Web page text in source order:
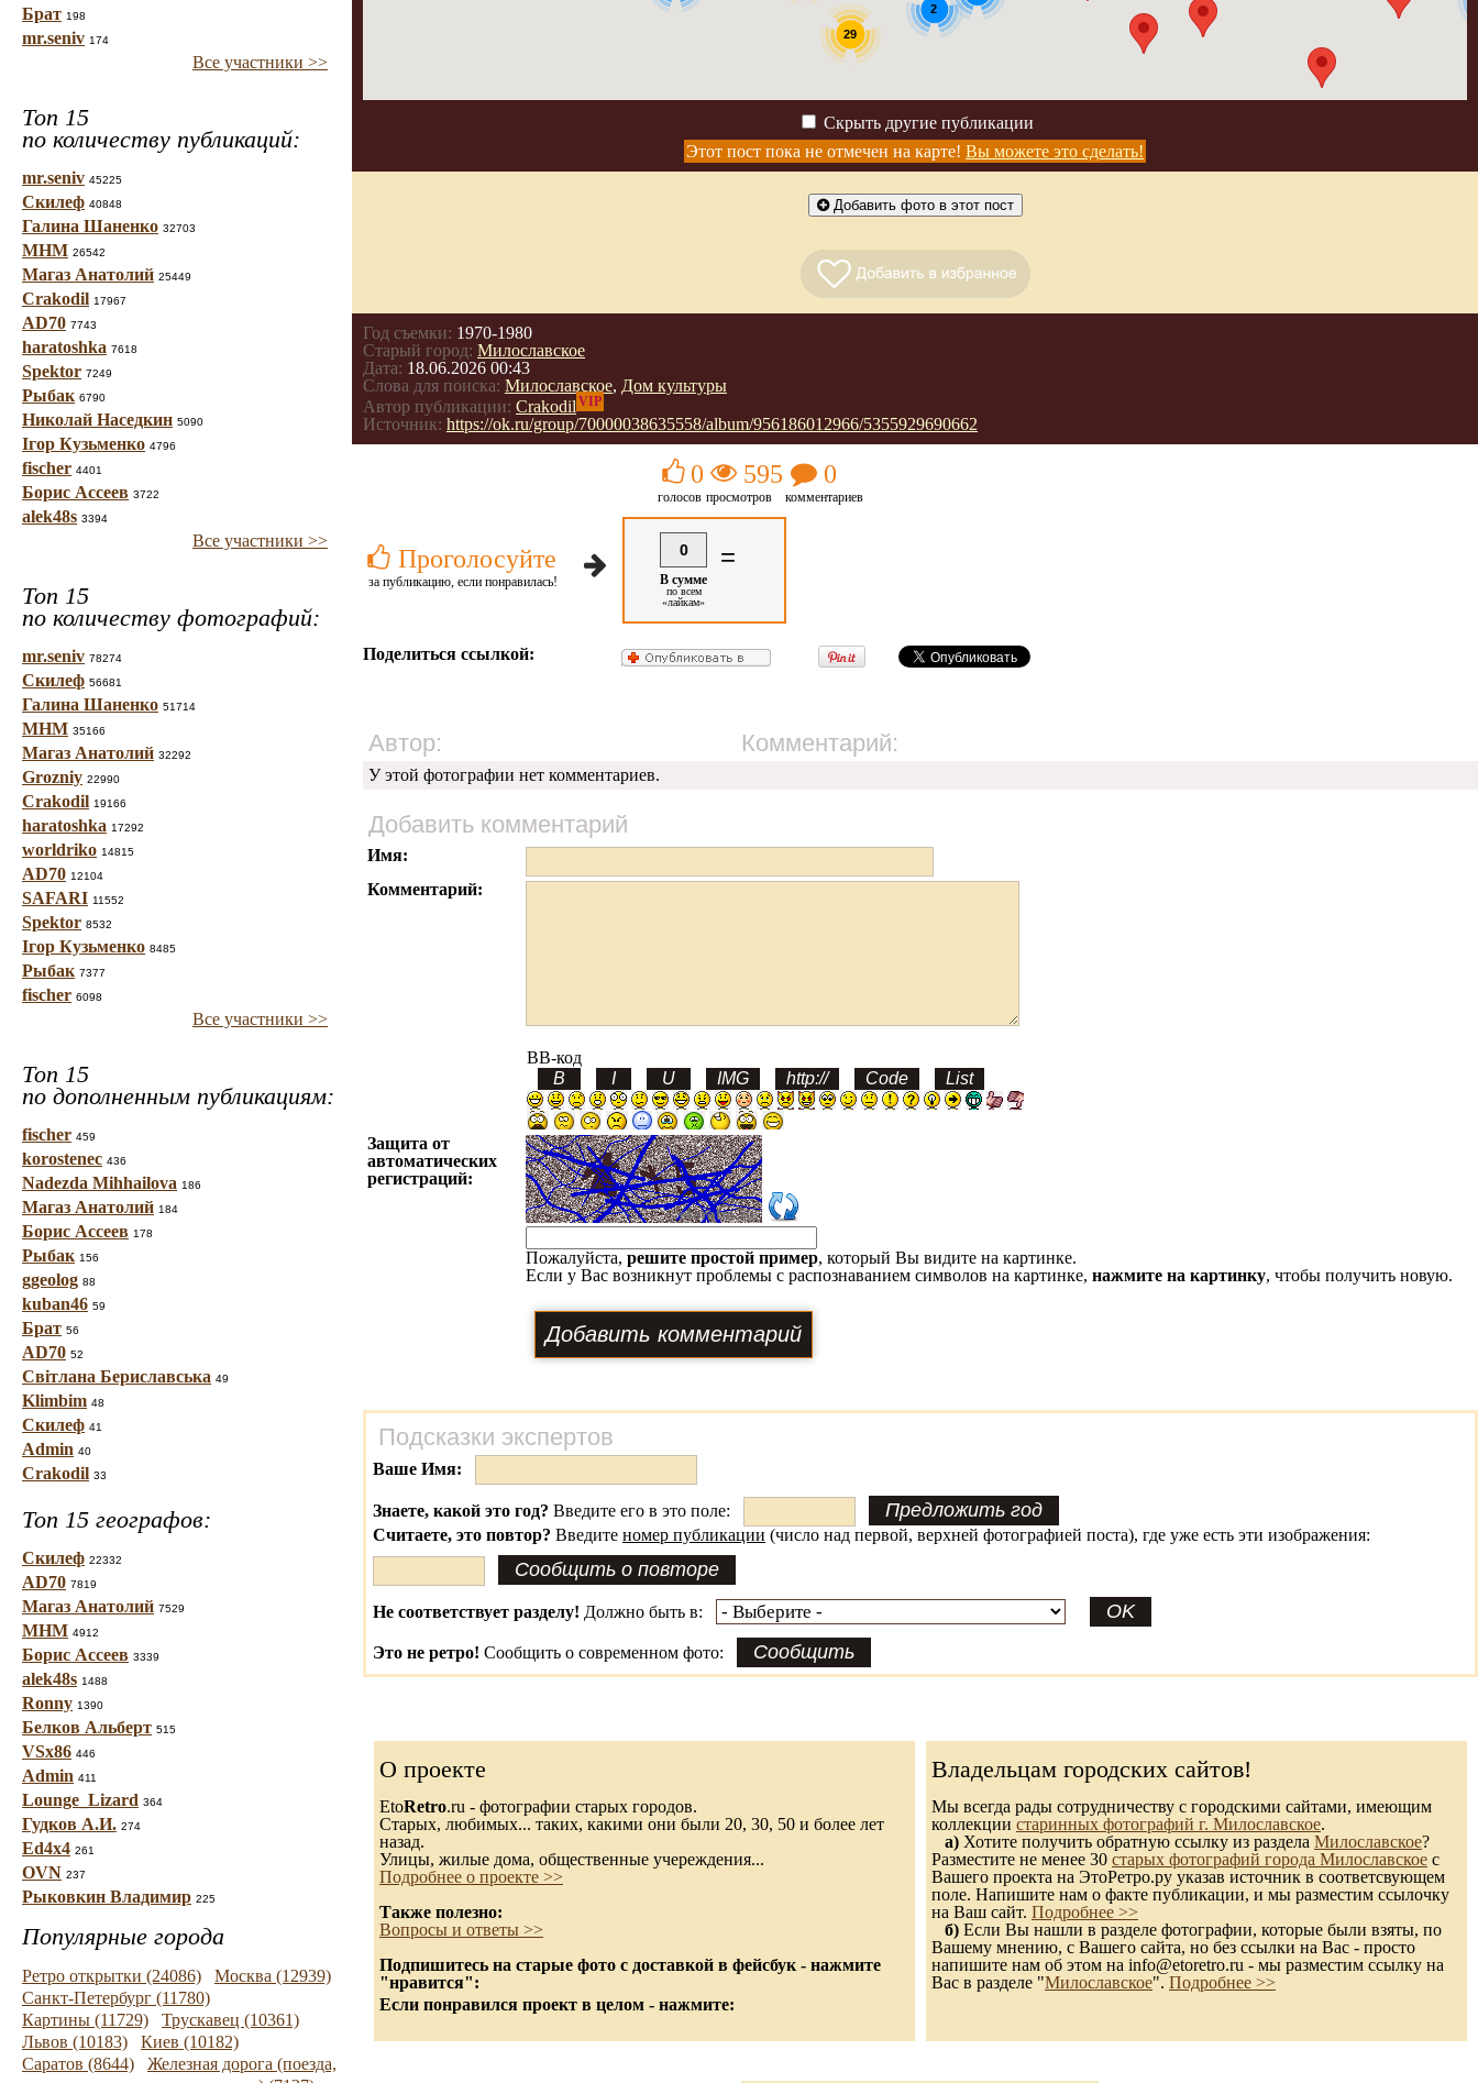
Брат 198
mr.seniv 174
Все участники >>
Топ 15
по количеству публикаций:
mr.seniv 45225
Скилеф 40848
Галина Шаненко 32703
МНМ 26542
Магаз Анатолий 25449
Crakodil 17967
AD70 7743
haratoshka 7618
Spektor 7249
Рыбак 6790
Николай Наседкин 5090
Ігор Кузьменко 4796
fischer 4401
Борис Ассеев 3722
alek48s 3394
Все участники >>
Топ 15
по количеству фотографий:
mr.seniv 78274
Скилеф 56681
Галина Шаненко 51714
МНМ 35166
Магаз Анатолий 32292
Grozniy 22990
Crakodil 19166
haratoshka 17292
worldriko 14815
AD70 12104
SAFARI 11552
Spektor 8532
Ігор Кузьменко 8485
Рыбак 7377
fischer 6098
Все участники >>
Топ 15
по дополненным публикациям:
fischer 459
korostenec 436
Nadezda Mihhailova 186
Магаз Анатолий 184
Борис Ассеев 178
Рыбак 156
ggeolog 88
kuban46 59
Брат 56
AD70 52
Світлана Бериславська 49
Klimbim 48
Скилеф 41
Admin 40
Crakodil 33
Топ 15 географов:
Скилеф 22332
AD70 7819
Магаз Анатолий 7529
МНМ 4912
Борис Ассеев 3339
alek48s 1488
Ronny 1390
Белков Альберт 515
VSx86 446
Admin 411
Lounge_Lizard 364
Гудков А.И. 274
Ed4x4 261
OVN 237
Рыковкин Владимир 225
Популярные города
Ретро открытки (24086)
Москва (12939)
Санкт-Петербург (11780)
Картины (11729)
Трускавец (10361)
Львов (10183)
Киев (10182)
Саратов (8644)
Железная дорога (поезда,
29
2
Скрыть другие публикации
Этот пост пока не отмечен на карте! Вы можете это сделать!
Добавить фото в этот пост
Год съемки: 1970-1980
Старый город: Милославское
Дата: 18.06.2026 00:43
Слова для поиска: Милославское, Дом культуры
Автор публикации: Crakodil VIP
Источник: https://ok.ru/group/70000038635558/album/956186012966/5355929690662
Проголосуйте
за публикацию, если понравилась!
0
голосов
595
просмотров
0
комментариев
0
В сумме
по всем
«лайкам»
=
Поделиться ссылкой:
Автор: Комментарий:
У этой фотографии нет комментариев.
Добавить комментарий
Имя:
Комментарий:
BB-код
Защита от
автоматических
регистраций:
Пожалуйста, решите простой пример, который Вы видите на картинке.
Если у Вас возникнут проблемы с распознаванием символов на картинке, нажмите на картинку, чтобы получить новую.
Подсказки экспертов
Ваше Имя:
Знаете, какой это год? Введите его в это поле:
Считаете, это повтор? Введите номер публикации (число над первой, верхней фотографией поста), где уже есть эти изображения:
Не соответствует разделу! Должно быть в:
Это не ретро! Сообщить о современном фото:
О проекте
EtoRetro.ru - фотографии старых городов.
Старых, любимых... таких, какими они были 20, 30, 50 и более лет
назад.
Улицы, жилые дома, общественные учереждения...
Подробнее о проекте >>
Также полезно:
Вопросы и ответы >>
Подпишитесь на старые фото с доставкой в фейсбук - нажмите
"нравится":
Если понравился проект в целом - нажмите:
Владельцам городских сайтов!
Мы всегда рады сотрудничеству с городскими сайтами, имеющим
коллекции старинных фотографий г. Милославское.
а) Хотите получить обратную ссылку из раздела Милославское?
Разместите не менее 30 старых фотографий города Милославское с
Вашего проекта на ЭтоРетро.ру указав источник в соответсвующем
поле. Напишите нам о факте публикации, и мы разместим ссылочку
на Ваш сайт. Подробнее >>
б) Если Вы нашли в разделе фотографии, которые были взяты, по
Вашему мнению, с Вашего сайта, но без ссылки на Вас - просто
напишите нам об этом на info@etoretro.ru - мы разместим ссылку на
Вас в разделе "Милославское". Подробнее >>